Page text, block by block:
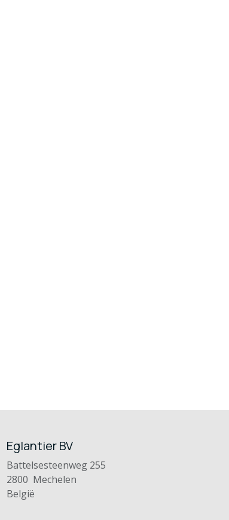
Eglantier BV
Battelsesteenweg 255
2800 Mechelen
België